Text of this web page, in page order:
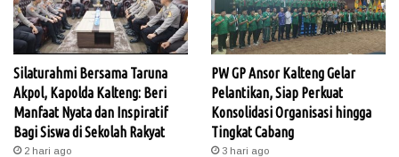
Silaturahmi Bersama Taruna
Akpol, Kapolda Kalteng: Beri
Manfaat Nyata dan Inspiratif
Bagi Siswa di Sekolah Rakyat
2 hari ago
PW GP Ansor Kalteng Gelar
Pelantikan, Siap Perkuat
Konsolidasi Organisasi hingga
Tingkat Cabang
3 hari ago